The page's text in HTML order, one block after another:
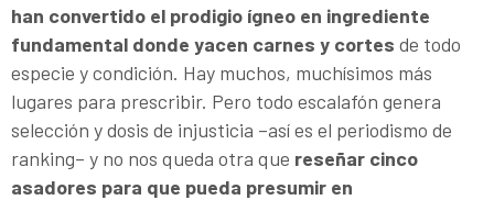
han convertido el prodigio ígneo en ingrediente
fundamental donde yacen carnes y cortes de todo
especie y condición. Hay muchos, muchísimos más
lugares para prescribir. Pero todo escalafón genera
selección y dosis de injusticia –así es el periodismo de
ranking– y no nos queda otra que reseñar cinco
asadores para que pueda presumir en